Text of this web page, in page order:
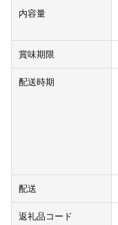
内容量
賞味期限
配送時期
配送
返礼品コード